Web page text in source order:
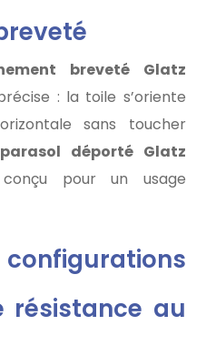
breveté Glatz
: la toile s’oriente
sans toucher
parasol déporté Glatz
pour un usage
résistance au